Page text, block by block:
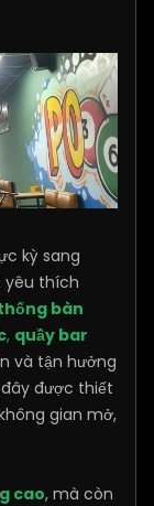
kỳ sang
yêu thích
bàn
, quầy bar
và tận hưởng
được thiết
gian mở,
cao, mà còn